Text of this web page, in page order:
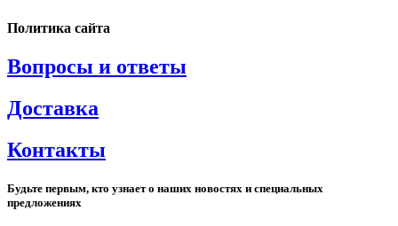
Политика сайта
Вопросы и ответы
Доставка
Контакты
Будьте первым, кто узнает о наших новостях и специальных
предложениях